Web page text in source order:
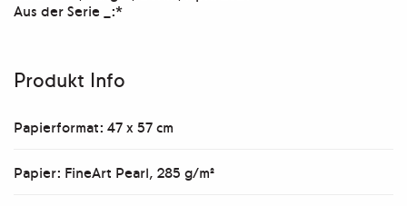
Aus der Serie _:*
Produkt Info
Papierformat: 47 x 57 cm
Papier: FineArt Pearl, 285 g/m²